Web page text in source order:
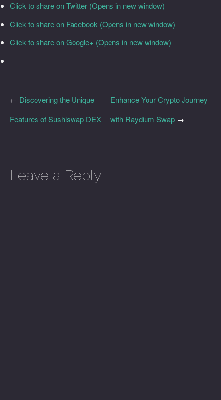
Click to share on Twitter (Opens in new window)
Click to share on Facebook (Opens in new window)
Click to share on Google+ (Opens in new window)
Enhance Your Crypto Journey
with Raydium Swap →
← Discovering the Unique
Features of Sushiswap DEX
Leave a Reply